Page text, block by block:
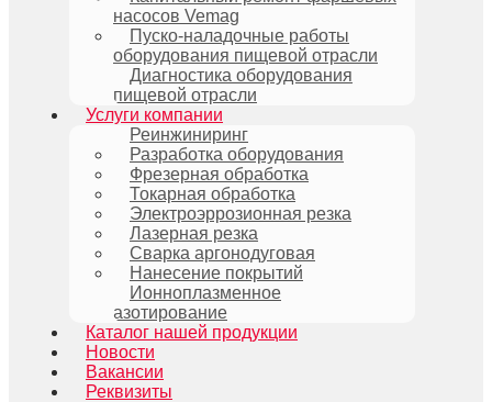
насосов Vemag
Пуско-наладочные работы
оборудования пищевой отрасли
Диагностика оборудования
пищевой отрасли
Услуги компании
Реинжиниринг
Разработка оборудования
Фрезерная обработка
Токарная обработка
Электроэррозионная резка
Лазерная резка
Сварка аргонодуговая
Нанесение покрытий
Ионноплазменное
азотирование
Каталог нашей продукции
Новости
Вакансии
Реквизиты